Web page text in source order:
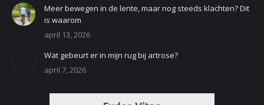
Meer bewegen in de lente, maar nog steeds klachten? Dit
is waarom
april 13, 2026
Wat gebeurt er in mijn rug bij artrose?
april 7, 2026